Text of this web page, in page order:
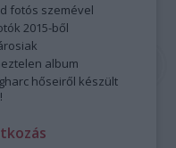
fotós szemével
2015-ből
album
hőseiről készült